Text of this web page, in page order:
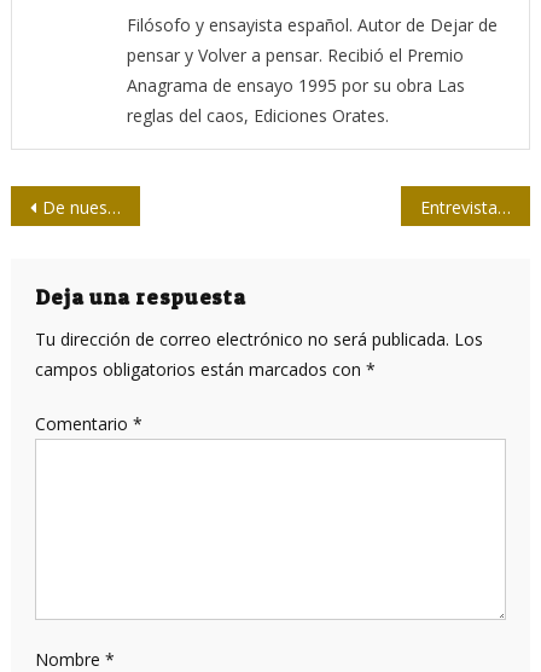
Filósofo y ensayista español. Autor de Dejar de
pensar y Volver a pensar. Recibió el Premio
Anagrama de ensayo 1995 por su obra Las
reglas del caos, Ediciones Orates.
Navegación
entradas
De nuestra prensa: ¿Quién le pone frenos al almendrón? Entrevista con Moltó: Radio Reloj es una garantía de veracidad
Deja una respuesta
Tu dirección de correo electrónico no será publicada. Los
campos obligatorios están marcados con *
Comentario *
Nombre *